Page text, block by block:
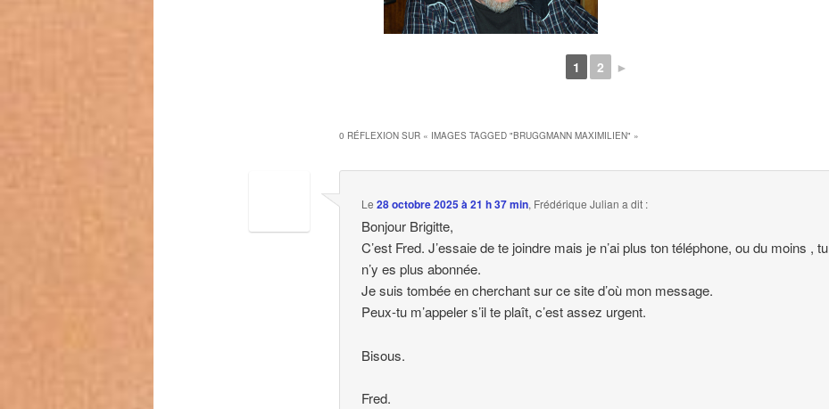
1 2 ►
0 RÉFLEXION SUR « IMAGES TAGGED "BRUGGMANN MAXIMILIEN" »
Le28 octobre 2025 à 21 h 37 min, Frédérique Julian a dit :
Bonjour Brigitte,
C’est Fred. J’essaie de te joindre mais je n’ai plus ton téléphone, ou du moins , tu
n’y es plus abonnée.
Je suis tombée en cherchant sur ce site d’où mon message.
Peux-tu m’appeler s’il te plaît, c’est assez urgent.
Bisous.
Fred.